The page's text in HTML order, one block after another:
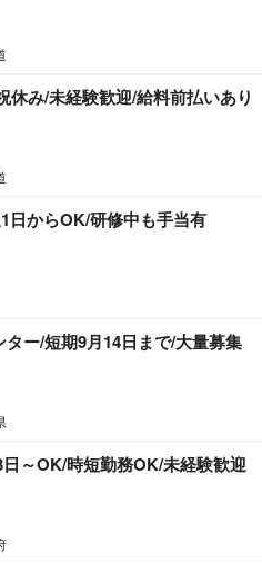
み/未経験歓迎/給料前払いあり
日からOK/研修中も手当有
ー/短期9月14日まで/大量募集
～OK/時短勤務OK/未経験歓迎